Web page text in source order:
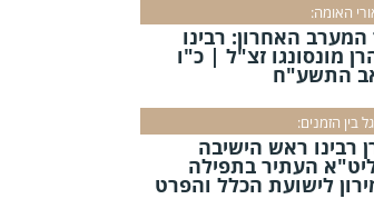
האומה:
המערב האחרון: רבינו
מונסונגו זצ"ל | כ"ו
התשע"ח
בין הזמנים:
רבינו ראש הישיבה
העתיר בתפילה
לישועת הכלל והפרט